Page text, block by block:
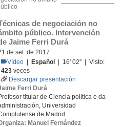
de negociación no
público. Intervención
Jaime Ferri Durá
de set. de 2017
Vídeo
Español
| 16' 02'' | Visto:
423 veces
Descargar presentación
Ferri Durá
titular de Ciencia política e da
Universidad
de Madrid
Manuel Fernández